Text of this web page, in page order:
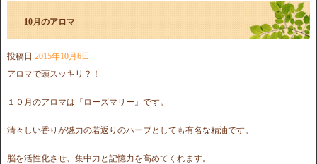
10月のアロマ
投稿日 2015年10月6日
アロマで頭スッキリ？！
１０月のアロマは『ローズマリー』です。
清々しい香りが魅力の若返りのハーブとしても有名な精油です。
脳を活性化させ、集中力と記憶力を高めてくれます。